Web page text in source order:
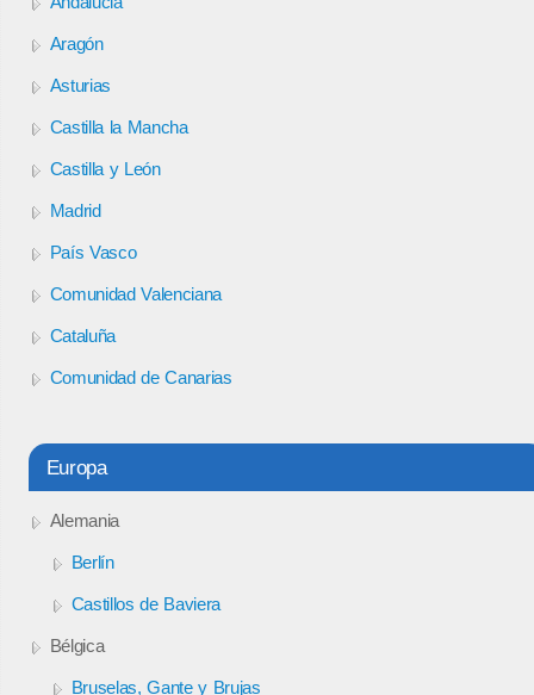
Aragón
Asturias
Castilla la Mancha
Castilla y León
Madrid
País Vasco
Comunidad Valenciana
Cataluña
Comunidad de Canarias
Europa
Alemania
Berlín
Castillos de Baviera
Bélgica
Bruselas, Gante y Brujas